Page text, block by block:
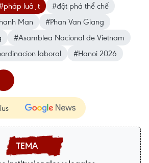
luật
#đột phá thể chế
Man
#Phan Van Giang
#Asamblea Nacional de Vietnam
laboral
#Hanoi 2026